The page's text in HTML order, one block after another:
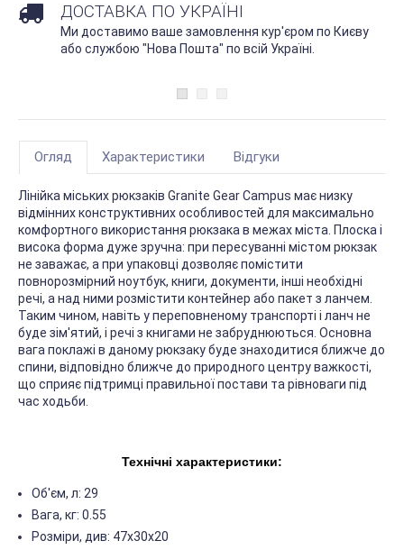
ДОСТАВКА ПО УКРАЇНІ
Ми доставимо ваше замовлення кур'єром по Києву
або службою "Нова Пошта" по всій Україні.
Огляд Характеристики Відгуки
Лінійка міських рюкзаків Granite Gear Campus має низку
відмінних конструктивних особливостей для максимально
комфортного використання рюкзака в межах міста. Плоска і
висока форма дуже зручна: при пересуванні містом рюкзак
не заважає, а при упаковці дозволяє помістити
повнорозмірний ноутбук, книги, документи, інші необхідні
речі, а над ними розмістити контейнер або пакет з ланчем.
Таким чином, навіть у переповненому транспорті і ланч не
буде зім'ятий, і речі з книгами не забруднюються. Основна
вага поклажі в даному рюкзаку буде знаходитися ближче до
спини, відповідно ближче до природного центру важкості,
що сприяє підтримці правильної постави та рівноваги під
час ходьби.
Технічні характеристики:
Об'єм, л: 29
Вага, кг: 0.55
Розміри, див: 47х30х20